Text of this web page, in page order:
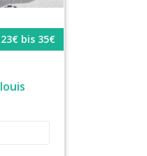
23€ bis 35€